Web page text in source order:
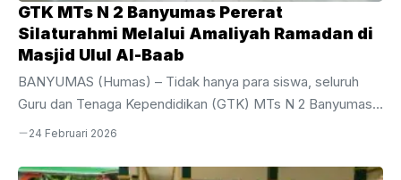
GTK MTs N 2 Banyumas Pererat
Silaturahmi Melalui Amaliyah Ramadan di
Masjid Ulul Al-Baab
BANYUMAS (Humas) – Tidak hanya para siswa, seluruh
Guru dan Tenaga Kependidikan (GTK) MTs N 2 Banyumas
juga turut aktif menyemarakkan bulan suci melalui rangkaian
Kegiatan ini dilaksanakan secara rutin setiap hari setelah
24 Februari 2026